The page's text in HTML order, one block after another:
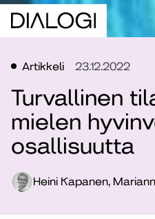
Artikkeli 23.12.2022
Turvallinen
mielen
osallisuutta
Heini Kapanen,